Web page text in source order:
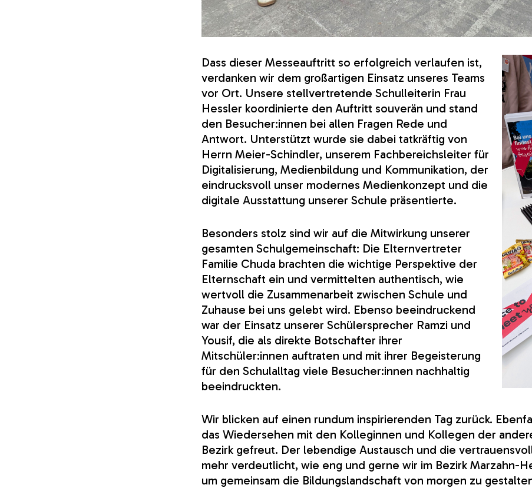
Dass dieser Messeauftritt so erfolgreich verlaufen ist,
verdanken wir dem großartigen Einsatz unseres Teams
vor Ort. Unsere stellvertretende Schulleiterin Frau
Hessler koordinierte den Auftritt souverän und stand
den Besucher:innen bei allen Fragen Rede und
Antwort. Unterstützt wurde sie dabei tatkräftig von
Herrn Meier-Schindler, unserem Fachbereichsleiter für
Digitalisierung, Medienbildung und Kommunikation, der
eindrucksvoll unser modernes Medienkonzept und die
digitale Ausstattung unserer Schule präsentierte.
Besonders stolz sind wir auf die Mitwirkung unserer
gesamten Schulgemeinschaft: Die Elternvertreter
Familie Chuda brachten die wichtige Perspektive der
Elternschaft ein und vermittelten authentisch, wie
wertvoll die Zusammenarbeit zwischen Schule und
Zuhause bei uns gelebt wird. Ebenso beeindruckend
war der Einsatz unserer Schülersprecher Ramzi und
Yousif, die als direkte Botschafter ihrer
Mitschüler:innen auftraten und mit ihrer Begeisterung
für den Schulalltag viele Besucher:innen nachhaltig
beeindruckten.
Wir blicken auf einen rundum inspirierenden Tag zurück.
das Wiedersehen mit den Kolleginnen und Kollegen der
Bezirk gefreut. Der lebendige Austausch und die
mehr verdeutlicht, wie eng und gerne wir im Bezirk Marzahn-
um gemeinsam die Bildungslandschaft von morgen zu